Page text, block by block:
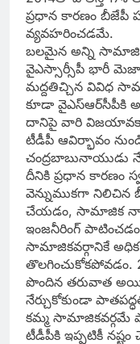
ప్రధాన కారణం బీజేపీ
వ్యవహరించడమే.
బలమైన అన్ని
వైఎస్సార్సీపీ భారీ
మద్దతిచ్చిన వివిధ
కూడా వైఎస్‌ఆర్‌సీపీకి
దానిపై వారి
టీడీపీ ఆవిర్భావం
చంద్రబాబునాయుడు
దీనికి ప్రధాన కారణం
వెన్నుముకగా నిలిచిన
చేయడం, సామాజిక
ఇంజనీరింగ్‌
సామాజికవర్గానికే అధిక
తొలగించుకోకపోవడం.
పొందిన తరువాత
నేర్చుకోకుండా
కమ్మ సామాజికవర్గమే
టీడీపీకి ఇప్పటికీ నష్టం